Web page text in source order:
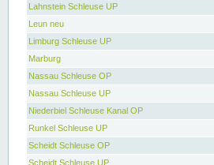
Lahnstein Schleuse UP
Leun neu
Limburg Schleuse UP
Marburg
Nassau Schleuse OP
Nassau Schleuse UP
Niederbiel Schleuse Kanal OP
Runkel Schleuse UP
Scheidt Schleuse OP
Scheidt Schleuse UP